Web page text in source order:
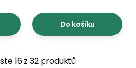
Do košíku
16 z 32 produktů